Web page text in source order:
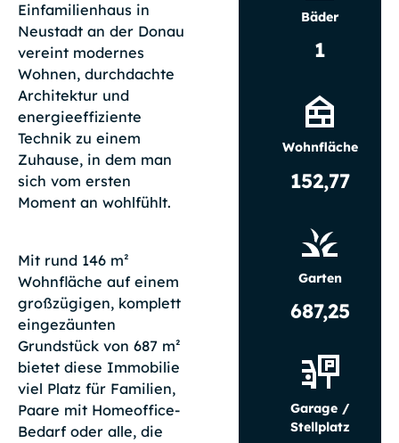
Einfamilienhaus in
Neustadt an der Donau
vereint modernes
Wohnen, durchdachte
Architektur und
energieeffiziente
Technik zu einem
Zuhause, in dem man
sich vom ersten
Moment an wohlfühlt.
Mit rund 146 m²
Wohnfläche auf einem
großzügigen, komplett
eingezäunten
Grundstück von 687 m²
bietet diese Immobilie
viel Platz für Familien,
Paare mit Homeoffice-
Bedarf oder alle, die
Bäder
1
Wohnfläche
152,77
Garten
687,25
Garage /
Stellplatz